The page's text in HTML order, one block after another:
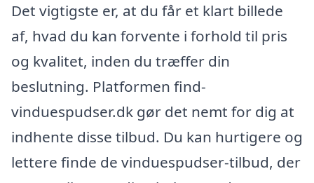
Det vigtigste er, at du får et klart billede
af, hvad du kan forvente i forhold til pris
og kvalitet, inden du træffer din
beslutning. Platformen find-
vinduespudser.dk gør det nemt for dig at
indhente disse tilbud. Du kan hurtigere og
lettere finde de vinduespudser-tilbud, der